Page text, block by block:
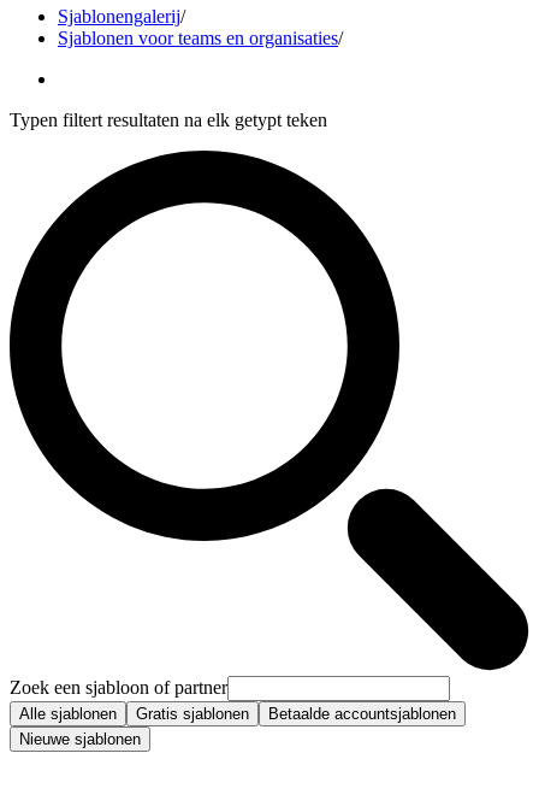
Sjablonengalerij/
Sjablonen voor teams en organisaties/
Typen filtert resultaten na elk getypt teken
Zoek een sjabloon of partner
Alle sjablonen Gratis sjablonen
Betaalde accountsjablonen
Nieuwe sjablonen